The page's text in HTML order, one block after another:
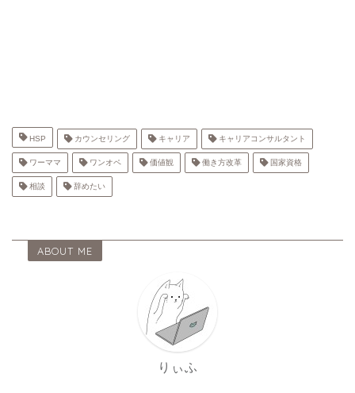
HSP カウンセリング キャリア キャリアコンサルタント
ワーママ ワンオペ 価値観 働き方改革 国家資格
相談 辞めたい
ABOUT ME
りぃふ